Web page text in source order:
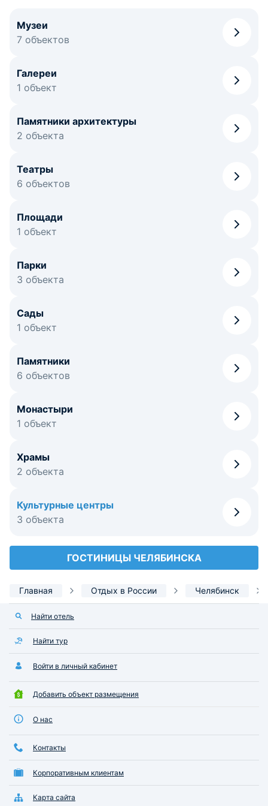
Музеи
7 объектов
Галереи
1 объект
Памятники архитектуры
2 объекта
Театры
6 объектов
Площади
1 объект
Парки
3 объекта
Сады
1 объект
Памятники
6 объектов
Монастыри
1 объект
Храмы
2 объекта
Культурные центры
3 объекта
ГОСТИНИЦЫ ЧЕЛЯБИНСКА
Главная Отдых в России Челябинск
Найти отель
Найти тур
Войти в личный кабинет
Добавить объект размещения
О нас
Контакты
Корпоративным клиентам
Карта сайта